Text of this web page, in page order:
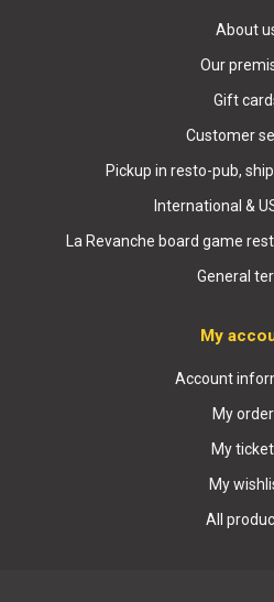
About
Our
Gift
Customer
Pickup in resto-pub,
International &
La Revanche board game
General
My
Account
My
My
My
All